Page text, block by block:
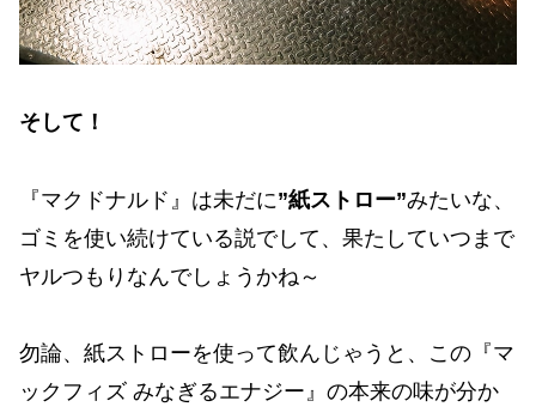
そして！
『マクドナルド』は未だに”紙ストロー”みたいな、
ゴミを使い続けている説でして、果たしていつまで
ヤルつもりなんでしょうかね～
勿論、紙ストローを使って飲んじゃうと、この『マ
ックフィズ みなぎるエナジー』の本来の味が分か